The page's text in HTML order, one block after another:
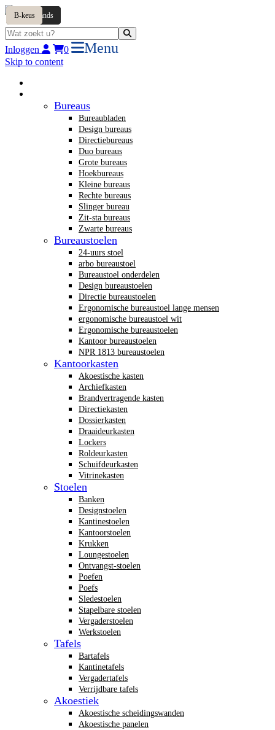
Inloggen 0 Menu
Skip to content
Bureaus
Bureaubladen
Design bureaus
Directiebureaus
Duo bureaus
Grote bureaus
Hoekbureaus
Kleine bureaus
Rechte bureaus
Slinger bureau
Zit-sta bureaus
Zwarte bureaus
Bureaustoelen
24-uurs stoel
arbo bureaustoel
Bureaustoel onderdelen
Design bureaustoelen
Directie bureaustoelen
Ergonomische bureaustoel lange mensen
ergonomische bureaustoel wit
Ergonomische bureaustoelen
Kantoor bureaustoelen
NPR 1813 bureaustoelen
Kantoorkasten
Akoestische kasten
Archiefkasten
Brandvertragende kasten
Directiekasten
Dossierkasten
Draaideurkasten
Lockers
Roldeurkasten
Schuifdeurkasten
Vitrinekasten
Stoelen
Banken
Designstoelen
Kantinestoelen
Kantoorstoelen
Krukken
Loungestoelen
Ontvangst-stoelen
Poefen
Poefs
Sledestoelen
Stapelbare stoelen
Vergaderstoelen
Werkstoelen
Tafels
Bartafels
Kantinetafels
Vergadertafels
Verrijdbare tafels
Akoestiek
Akoestische scheidingswanden
Akoestische panelen
Tweedehands
B-keus
B-keus
B-keus
B-keus
Tweedehands
B-keus
B-keus